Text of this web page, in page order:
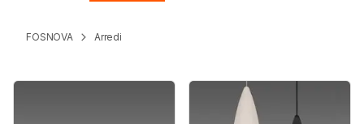
FOSNOVA Arredi